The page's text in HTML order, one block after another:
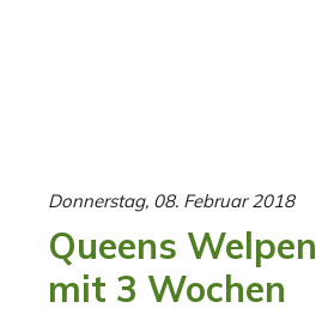
Donnerstag, 08. Februar 2018
Queens Welpen
mit 3 Wochen